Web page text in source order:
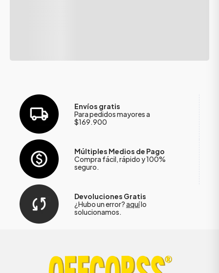
Envíos gratis
Para pedidos mayores a
$169.900
Múltiples Medios de Pago
Compra fácil, rápido y 100%
seguro.
Devoluciones Gratis
¿Hubo un error?aquílo
solucionamos.